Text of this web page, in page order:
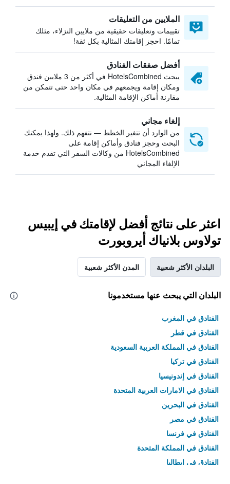
الملايين من التعليقات
تقييمات وتعليقات حقيقية من ملايين النزلاء، مثلك
تمامًا. احجز إقامتك المثالية بكل ثقة!
أفضل صفقات الفنادق
يبحث HotelsCombined في أكثر من 3 ملايين فندق
ومكان إقامة ويجمعهم في مكان واحد حتى تتمكن من
مقارنة أماكن الإقامة المثالية.
إلغاء مجاني
من الوارد أن تتغير الخطط — نتفهم ذلك. ولهذا يمكنك
البحث وحجز فنادق وأماكن إقامة على
HotelsCombined من وكالات السفر التي تقدم خدمة
الإلغاء المجاني
اعثر على نتائج أفضل لإقامتك في إيبيس
تولاوس بلانياك أيروبورت
البلدان الأكثر شعبية المدن الأكثر شعبية
البلدان التي يبحث عنها مستخدمونا
الفنادق في المغرب
الفنادق في قطر
الفنادق في المملكة العربية السعودية
الفنادق في تركيا
الفنادق في إندونيسيا
الفنادق في الامارات العربية المتحدة
الفنادق في البحرين
الفنادق في مصر
الفنادق في فرنسا
الفنادق في المملكة المتحدة
الفنادق في إيطاليا